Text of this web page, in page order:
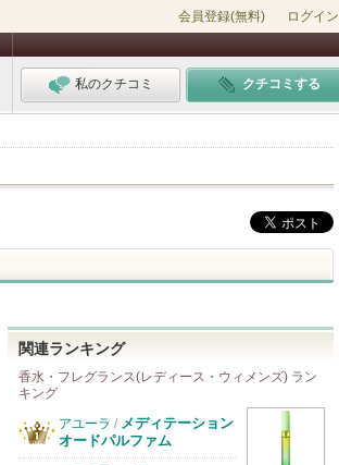
会員登録(無料) ログイン
私のクチコミ クチコミする
関連ランキング
香水・フレグランス(レディース・ウィメンズ) ラン
キング
アユーラ / メディテーション
オードパルファム